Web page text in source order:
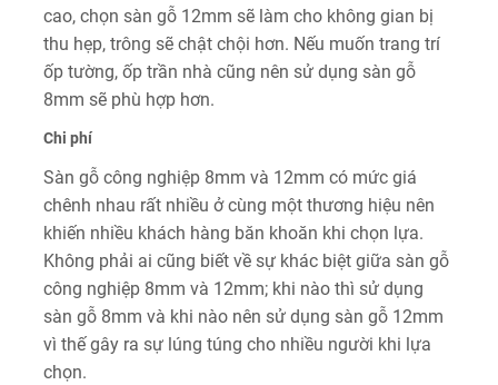
cao, chọn sàn gỗ 12mm sẽ làm cho không gian bị
thu hẹp, trông sẽ chật chội hơn. Nếu muốn trang trí
ốp tường, ốp trần nhà cũng nên sử dụng sàn gỗ
8mm sẽ phù hợp hơn.
Chi phí
Sàn gỗ công nghiệp 8mm và 12mm có mức giá
chênh nhau rất nhiều ở cùng một thương hiệu nên
khiến nhiều khách hàng băn khoăn khi chọn lựa.
Không phải ai cũng biết về sự khác biệt giữa sàn gỗ
công nghiệp 8mm và 12mm; khi nào thì sử dụng
sàn gỗ 8mm và khi nào nên sử dụng sàn gỗ 12mm
vì thế gây ra sự lúng túng cho nhiều người khi lựa
chọn.